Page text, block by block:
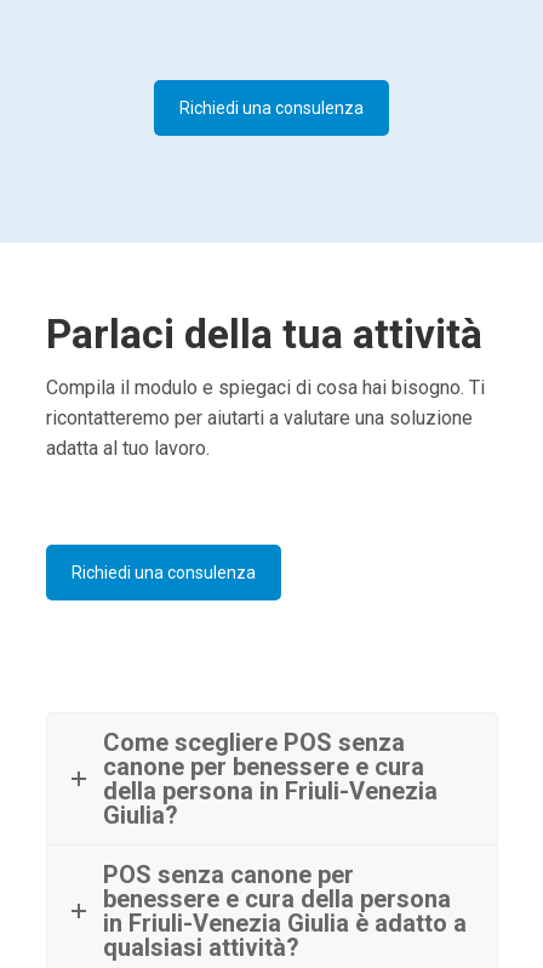
Richiedi una consulenza
Parlaci della tua attività
Compila il modulo e spiegaci di cosa hai bisogno. Ti
ricontatteremo per aiutarti a valutare una soluzione
adatta al tuo lavoro.
Richiedi una consulenza
Come scegliere POS senza
canone per benessere e cura
della persona in Friuli-Venezia
Giulia?
POS senza canone per
benessere e cura della persona
in Friuli-Venezia Giulia è adatto a
qualsiasi attività?